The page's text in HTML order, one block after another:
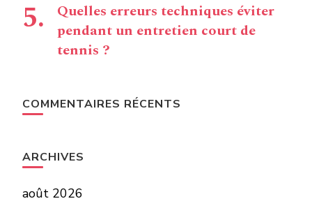
Quelles erreurs techniques éviter
pendant un entretien court de
tennis ?
COMMENTAIRES RÉCENTS
ARCHIVES
août 2026